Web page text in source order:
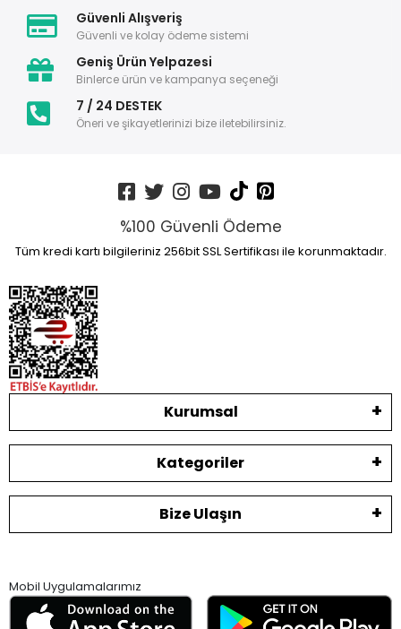
Güvenli Alışveriş
Güvenli ve kolay ödeme sistemi
Geniş Ürün Yelpazesi
Binlerce ürün ve kampanya seçeneği
7 / 24 DESTEK
Öneri ve şikayetlerinizi bize iletebilirsiniz.
%100 Güvenli Ödeme
Tüm kredi kartı bilgileriniz 256bit SSL Sertifikası ile korunmaktadır.
Kurumsal
Kategoriler
Bize Ulaşın
Mobil Uygulamalarımız